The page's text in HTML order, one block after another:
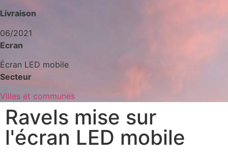
Livraison
06/2021
Ecran
Écran LED mobile
Secteur
Villes et communes
Ravels mise sur
l'écran LED mobile